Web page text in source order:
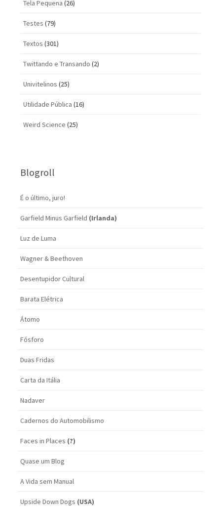
Tela Pequena (26)
Testes (79)
Textos (301)
Twittando e Transando (2)
Univitelinos (25)
Utilidade Pública (16)
Weird Science (25)
Blogroll
É o último, juro!
Garfield Minus Garfield (Irlanda)
Luz de Luma
Wagner & Beethoven
Desentupidor Cultural
Barata Elétrica
Átomo
Fósforo
Duas Fridas
Carta da Itália
Nadaver
Cadernos do Automobilismo
Faces in Places (?)
Quase um Blog
A Vida sem Manual
Upside Down Dogs (USA)